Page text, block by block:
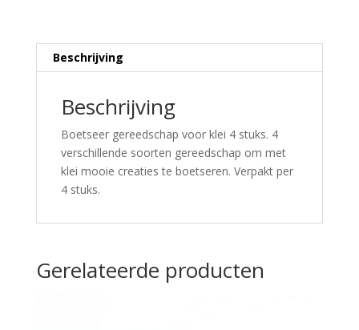
Beschrijving
Beschrijving
Boetseer gereedschap voor klei 4 stuks. 4
verschillende soorten gereedschap om met
klei mooie creaties te boetseren. Verpakt per
4 stuks.
Gerelateerde producten